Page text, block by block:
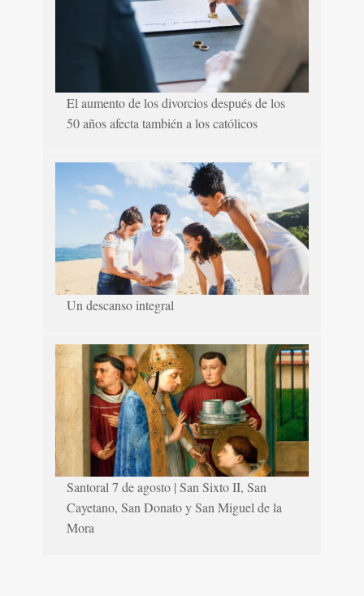
El aumento de los divorcios después de los
50 años afecta también a los católicos
Un descanso integral
Santoral 7 de agosto | San Sixto II, San
Cayetano, San Donato y San Miguel de la
Mora